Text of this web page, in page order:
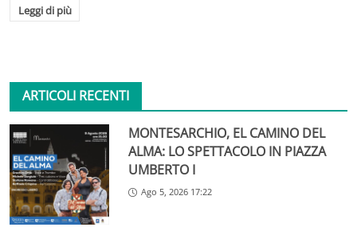
Leggi di più
ARTICOLI RECENTI
MONTESARCHIO, EL CAMINO DEL
ALMA: LO SPETTACOLO IN PIAZZA
UMBERTO I
Ago 5, 2026 17:22